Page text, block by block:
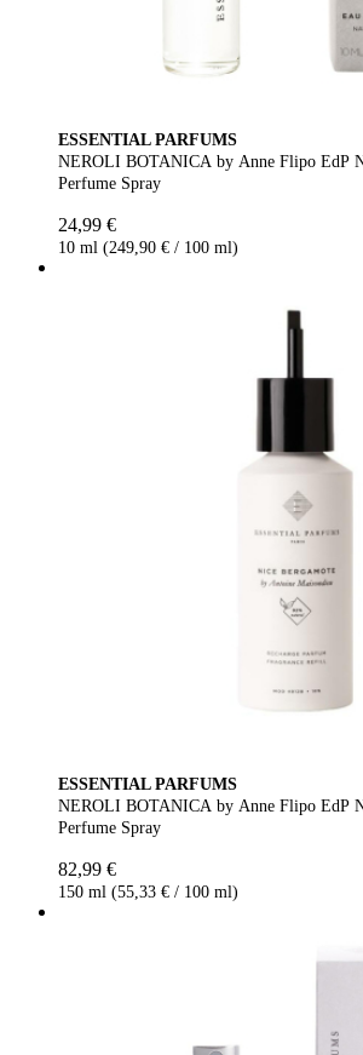
ESSENTIAL PARFUMS
NEROLI BOTANICA by Anne Flipo EdP
Perfume Spray
24,99 €
10 ml (249,90 € / 100 ml)
ESSENTIAL PARFUMS
NEROLI BOTANICA by Anne Flipo EdP
Perfume Spray
82,99 €
150 ml (55,33 € / 100 ml)